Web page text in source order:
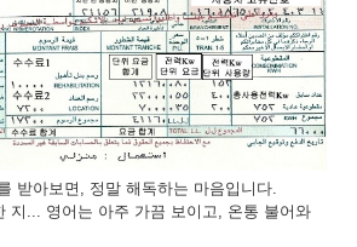
받아보면, 정말 해독하는 마음입니다.
지... 영어는 아주 가끔 보이고, 온통 불어와